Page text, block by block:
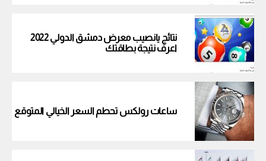
نتائج يانصيب معرض دمشق الدولي 2022
اعرف نتيجة بطاقتك
ساعات رولكس تحطم السعر الخيالي المتوقع